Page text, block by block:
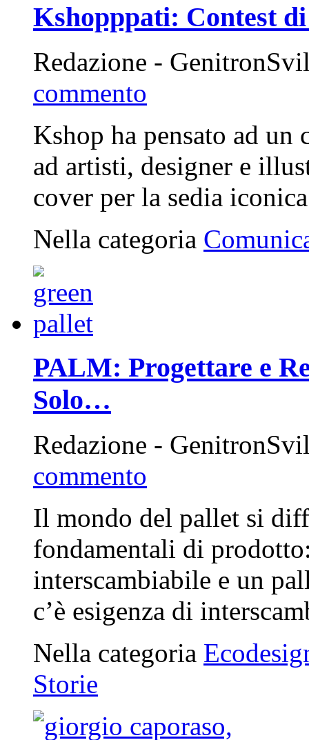
Kshopppati: Contest
Redazione -
commento
Kshop ha pensato ad
ad artisti, designer e
cover per la sedia
Nella categoria
PALM: Progettare e
Solo…
Redazione -
commento
Il mondo del pallet si
fondamentali di
interscambiabile e un
c’è esigenza di
Nella categoria
Storie